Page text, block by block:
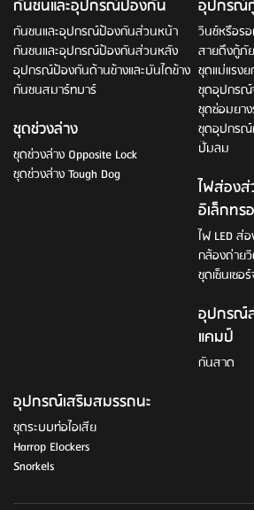
กันชนและอุปกรณ์ป้องกัน
กันชนและอุปกรณ์ป้องกันส่วนหน้า
กันชนและอุปกรณ์ป้องกันส่วนหลัง
อุปกรณ์ป้องกันด้านข้างและบันไดข้าง
กันชนสมาร์ทบาร์
ชุดช่วงล่าง
ชุดช่วงล่าง Opposite Lock
ชุดช่วงล่าง Tough Dog
อุปกรณ์
วินช์หรือร
สายดึงกู้ภัย
ชุดแม่แรง
ชุดอุปกรณ์
ชุดซ่อมยา
ชุดอุปกร
ปั๊มลม
ไฟส่อง
อิเล็กท
ไฟ LED ส่
กล้องถ่ายวิ
ชุดเซ็นเซอ
อุปกรณ์
แคมป์
กันสาด
อุปกรณ์เสริมสมรรถนะ
ชุดระบบท่อไอเสีย
Harrop Elockers
Snorkels